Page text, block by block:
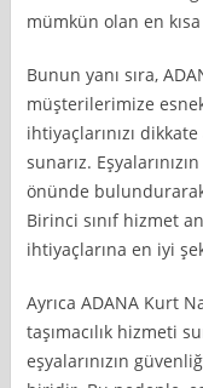
mümkün olan en
Bunun yanı sıra,
müşterilerimize
ihtiyaçlarınızı
sunarız.
önünde
Birinci sınıf hizmet
ihtiyaçlarına en iyi
Ayrıca ADANA Kurt
taşımacılık hizmeti
eşyalarınızın